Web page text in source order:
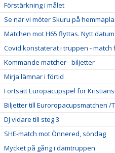
Förstärkning i målet
Se när vi möter Skuru på
Matchen mot H65 flyttas. Nytt
Covid konstaterat i truppen - match
Kommande matcher - biljetter
Mirja lämnar i förtid
Fortsatt Europacupspel för
Biljetter till Euroropacupsmatchen /
DJ vidare till steg 3
SHE-match mot Önnered, söndag
Mycket på gång i damtruppen